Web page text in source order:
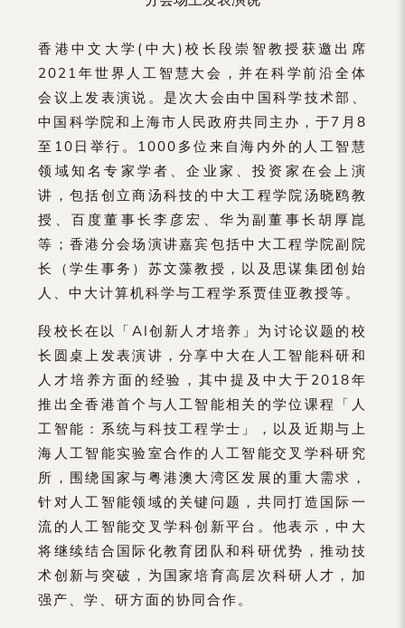
香港中文大学(中大)校长段崇智教授获邀出席
2021年世界人工智慧大会，并在科学前沿全体
会议上发表演说。是次大会由中国科学技术部、
中国科学院和上海市人民政府共同主办，于7月8
至10日举行。1000多位来自海内外的人工智慧
领域知名专家学者、企业家、投资家在会上演
讲，包括创立商汤科技的中大工程学院汤晓鸥教
授、百度董事长李彦宏、华为副董事长胡厚崑
等；香港分会场演讲嘉宾包括中大工程学院副院
长（学生事务）苏文藻教授，以及思谋集团创始
人、中大计算机科学与工程学系贾佳亚教授等。
段校长在以「AI创新人才培养」为讨论议题的校
长圆桌上发表演讲，分享中大在人工智能科研和
人才培养方面的经验，其中提及中大于2018年
推出全香港首个与人工智能相关的学位课程「人
工智能：系统与科技工程学士」，以及近期与上
海人工智能实验室合作的人工智能交叉学科研究
所，围绕国家与粤港澳大湾区发展的重大需求，
针对人工智能领域的关键问题，共同打造国际一
流的人工智能交叉学科创新平台。他表示，中大
将继续结合国际化教育团队和科研优势，推动技
术创新与突破，为国家培育高层次科研人才，加
强产、学、研方面的协同合作。